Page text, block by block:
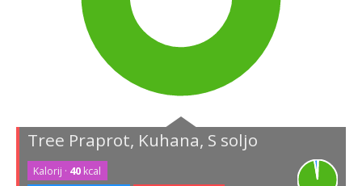
Tree Praprot, Kuhana, S soljo
Kalorij · 40 kcal